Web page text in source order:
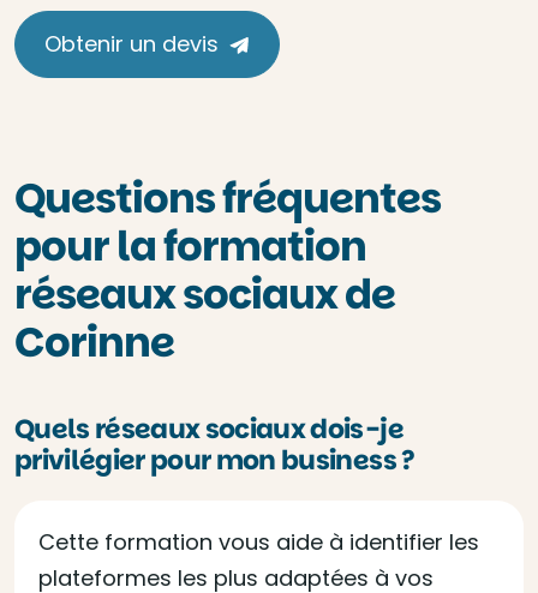
Obtenir un devis
Questions fréquentes
pour la formation
réseaux sociaux de
Corinne
Quels réseaux sociaux dois-je
privilégier pour mon business ?
Cette formation vous aide à identifier les
plateformes les plus adaptées à vos